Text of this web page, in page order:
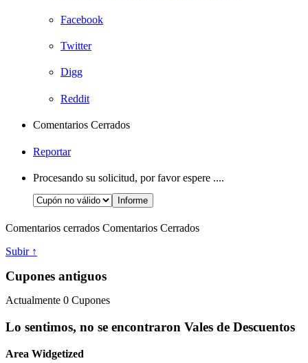
Facebook
Twitter
Digg
Reddit
Comentarios Cerrados
Reportar
Procesando su solicitud, por favor espere ....
Comentarios cerrados Comentarios Cerrados
Subir ↑
Cupones antiguos
Actualmente 0 Cupones
Lo sentimos, no se encontraron Vales de Descuentos
Area Widgetized